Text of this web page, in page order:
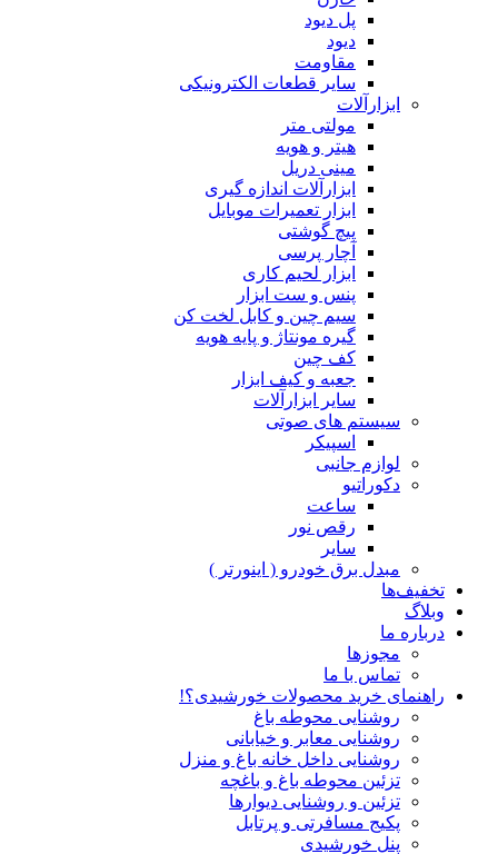
پل دیود
دیود
مقاومت
سایر قطعات الکترونیکی
ابزارآلات
مولتی متر
هیتر و هویه
مینی دریل
ابزارآلات اندازه گیری
ابزار تعمیرات موبایل
پیچ گوشتی
آچار پرسی
ابزار لحیم کاری
پنس و ست ابزار
سیم چین و کابل لخت کن
گیره مونتاژ و پایه هویه
کف چین
جعبه و کیف ابزار
سایر ابزارآلات
سیستم های صوتی
اسپیکر
لوازم جانبی
دکوراتیو
ساعت
رقص نور
سایر
مبدل برق خودرو ( اینورتر )
تخفیف‌ها
وبلاگ
درباره ما
مجوزها
تماس با ما
راهنمای خرید محصولات خورشیدی؟!
روشنایی محوطه باغ
روشنایی معابر و خیابانی
روشنایی داخل خانه باغ و منزل
تزئین محوطه باغ و باغچه
تزئین و روشنایی دیوارها
پکیج مسافرتی و پرتابل
پنل خورشیدی